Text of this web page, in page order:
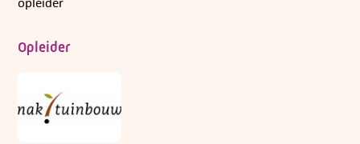
Opleider